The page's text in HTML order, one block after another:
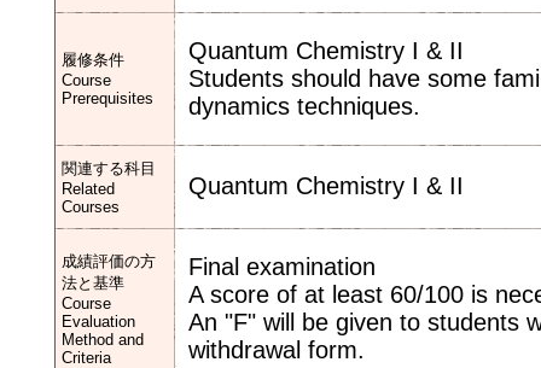
履修条件
Course
Prerequisites
Quantum Chemistry I & II
Students should have some
dynamics techniques.
関連する科目
Related
Courses
Quantum Chemistry I & II
成績評価の方
法と基準
Course
Evaluation
Method and
Criteria
Final examination
A score of at least 60/100 is
An "F" will be given to students
withdrawal form.